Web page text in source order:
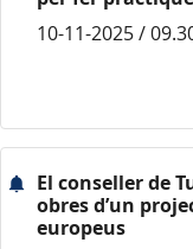
10-11-2025 /
El conseller de
obres d’un
europeus